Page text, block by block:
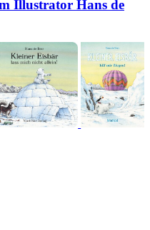
Illustrator Hans de